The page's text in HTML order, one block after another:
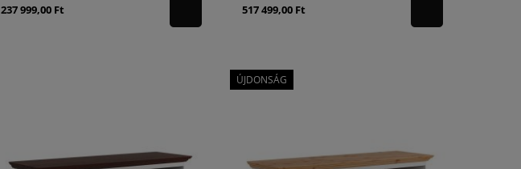
237 999,00 Ft 517 499,00 Ft
ÚJDONSÁG